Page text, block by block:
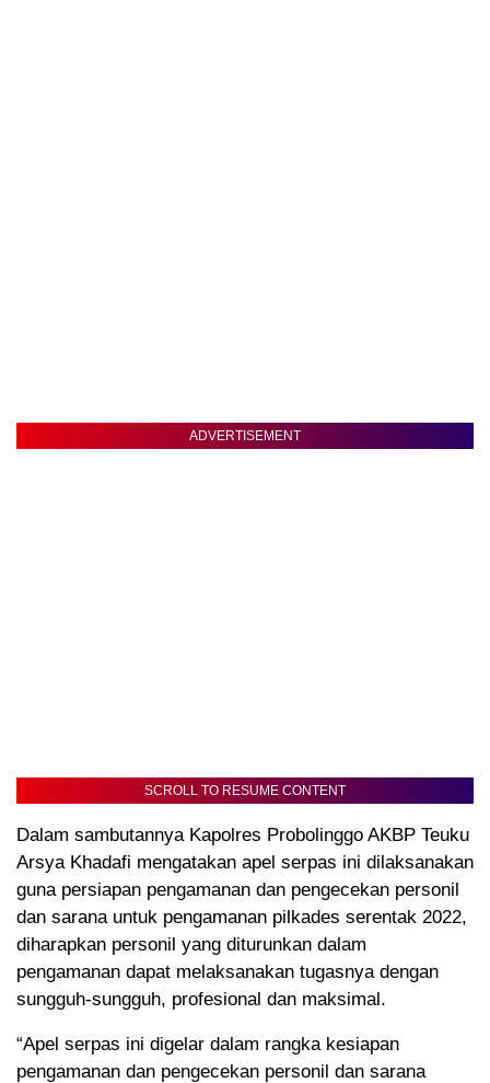
ADVERTISEMENT
SCROLL TO RESUME CONTENT
Dalam sambutannya Kapolres Probolinggo AKBP Teuku
Arsya Khadafi mengatakan apel serpas ini dilaksanakan
guna persiapan pengamanan dan pengecekan personil
dan sarana untuk pengamanan pilkades serentak 2022,
diharapkan personil yang diturunkan dalam
pengamanan dapat melaksanakan tugasnya dengan
sungguh-sungguh, profesional dan maksimal.
“Apel serpas ini digelar dalam rangka kesiapan
pengamanan dan pengecekan personil dan sarana